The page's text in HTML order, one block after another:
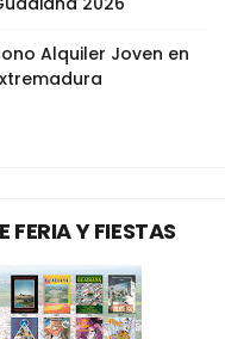
Alquiler Joven en
FERIA Y FIESTAS